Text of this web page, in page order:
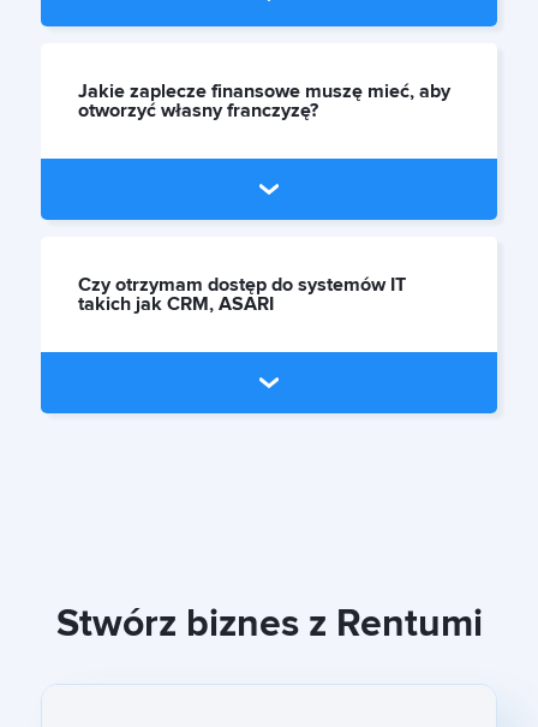
Jakie zaplecze finansowe muszę mieć, aby
otworzyć własny franczyzę?
Czy otrzymam dostęp do systemów IT
takich jak CRM, ASARI
Stwórz biznes z Rentumi